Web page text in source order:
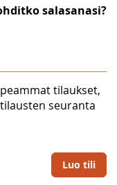
salasanasi?
tilaukset,
seuranta
Luo tili